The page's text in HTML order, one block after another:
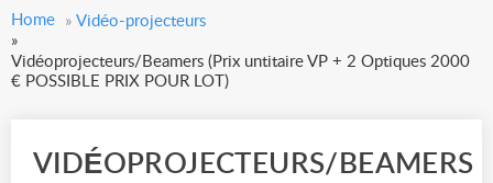
Home » Vidéo-projecteurs
»
Vidéoprojecteurs/Beamers (Prix untitaire VP + 2 Optiques 2000
€ POSSIBLE PRIX POUR LOT)
VIDÉOPROJECTEURS/BEAMERS